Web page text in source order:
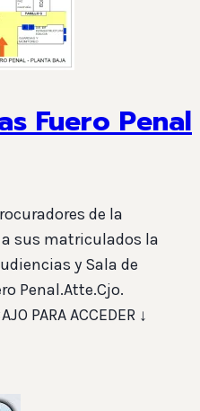
Fuero Penal
de la
sus matriculados la
y Sala de
Penal.Atte.Cjo.
PARA ACCEDER ↓